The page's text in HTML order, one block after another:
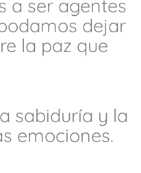
a ser agentes
dejar
la paz que
sabiduría y la
emociones.